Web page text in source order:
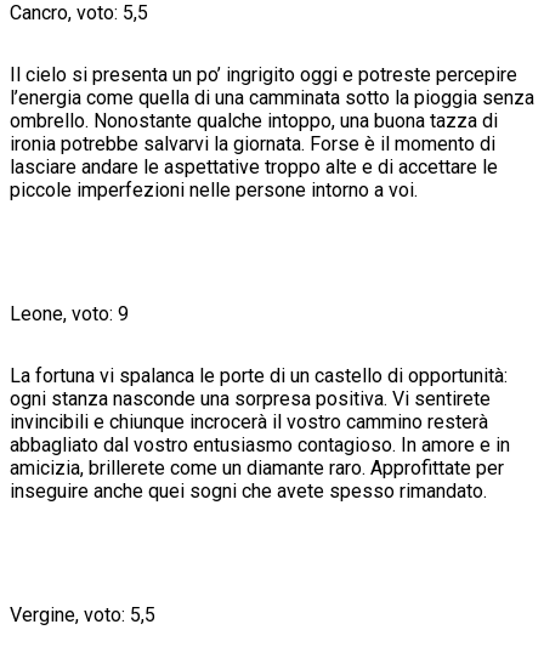
Cancro, voto: 5,5
Il cielo si presenta un po’ ingrigito oggi e potreste percepire
l’energia come quella di una camminata sotto la pioggia senza
ombrello. Nonostante qualche intoppo, una buona tazza di
ironia potrebbe salvarvi la giornata. Forse è il momento di
lasciare andare le aspettative troppo alte e di accettare le
piccole imperfezioni nelle persone intorno a voi.
Leone, voto: 9
La fortuna vi spalanca le porte di un castello di opportunità:
ogni stanza nasconde una sorpresa positiva. Vi sentirete
invincibili e chiunque incrocerà il vostro cammino resterà
abbagliato dal vostro entusiasmo contagioso. In amore e in
amicizia, brillerete come un diamante raro. Approfittate per
inseguire anche quei sogni che avete spesso rimandato.
Vergine, voto: 5,5